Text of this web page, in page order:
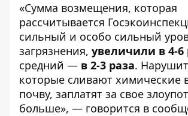
«Сумма возмещения, которая
рассчитывается
сильный и особо сильный
загрязнения, увеличили в 4-6
средний — в 2-3 раза.
которые сливают химические
почву, заплатят за свое
больше», — говорится в